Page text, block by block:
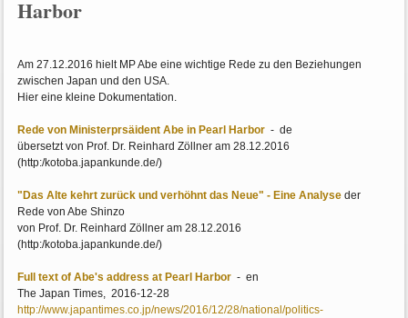
Harbor
Am 27.12.2016 hielt MP Abe eine wichtige Rede zu den Beziehungen
zwischen Japan und den USA.
Hier eine kleine Dokumentation.
Rede von Ministerprsäident Abe in Pearl Harbor - de
übersetzt von Prof. Dr. Reinhard Zöllner am 28.12.2016
(http:/kotoba.japankunde.de/)
"Das Alte kehrt zurück und verhöhnt das Neue" - Eine Analyse der
Rede von Abe Shinzo
von Prof. Dr. Reinhard Zöllner am 28.12.2016
(http:/kotoba.japankunde.de/)
Full text of Abe's address at Pearl Harbor - en
The Japan Times, 2016-12-28
http://www.japantimes.co.jp/news/2016/12/28/national/politics-